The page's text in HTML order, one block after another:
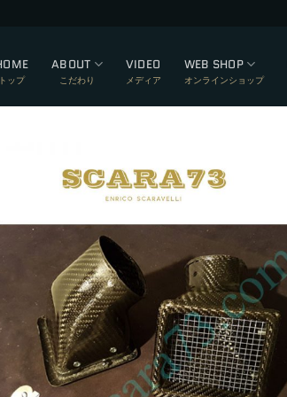
トップ
ABOUT
こだわり
VIDEO
メディア
WEB SHOP
オンラインショップ